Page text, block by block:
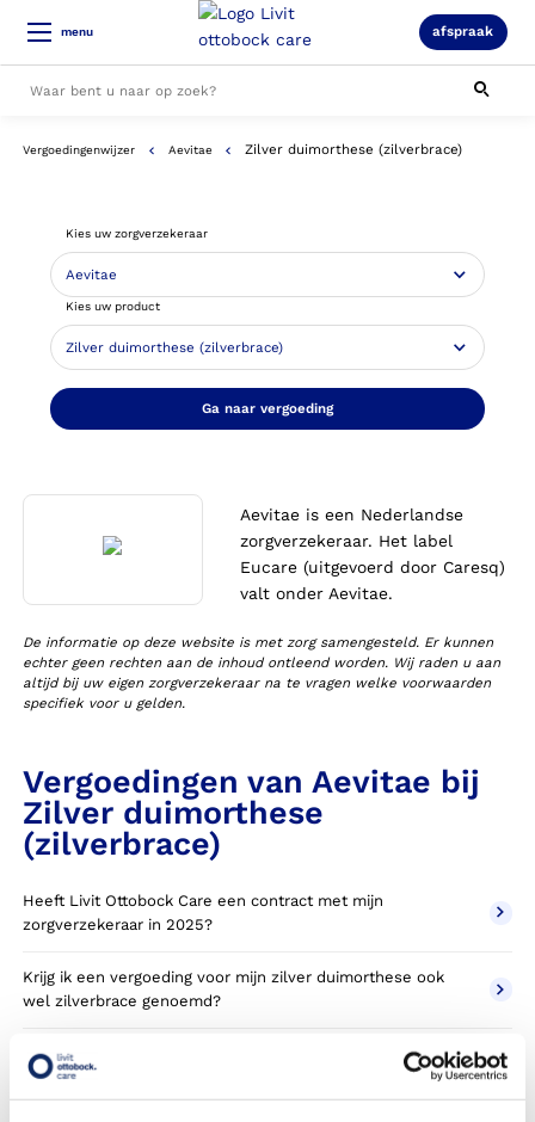
menu afspraak
Alle resultaten
Vergoedingenwijzer Aevitae Zilver duimorthese (zilverbrace)
Kies uw zorgverzekeraar
Kies uw product
Ga naar vergoeding
Aevitae is een Nederlandse
zorgverzekeraar. Het label
Eucare (uitgevoerd door Caresq)
valt onder Aevitae.
De informatie op deze website is met zorg samengesteld. Er kunnen
echter geen rechten aan de inhoud ontleend worden. Wij raden u aan
altijd bij uw eigen zorgverzekeraar na te vragen welke voorwaarden
specifiek voor u gelden.
Vergoedingen van Aevitae bij
Zilver duimorthese
(zilverbrace)
Heeft Livit Ottobock Care een contract met mijn
zorgverzekeraar in 2025?
Krijg ik een vergoeding voor mijn zilver duimorthese ook
wel zilverbrace genoemd?
Wanneer komt mijn zilver duimorthese NIET in aanmerking
voor vergoeding via mijn zorgverzekeraar?